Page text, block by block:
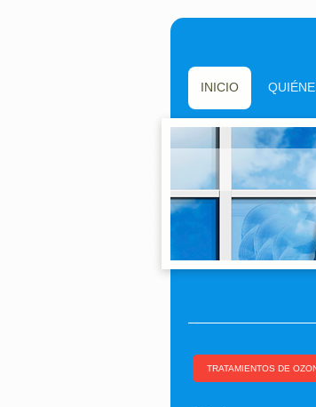
INICIO
TRATAMIENTOS DE